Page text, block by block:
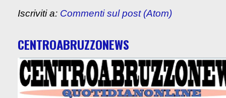
Iscriviti a: Commenti sul post (Atom)
CENTROABRUZZONEWS